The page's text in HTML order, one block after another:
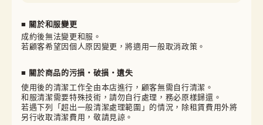
■ 關於和服變更
成約後無法變更和服。
若顧客希望因個人原因變更，將適用一般取消政策。
■ 關於商品的污損・破損・遺失
使用後的清潔工作全由本店進行，顧客無需自行清潔。
和服清潔需要特殊技術，請勿自行處理，務必原樣歸還。
若遇下列「超出一般清潔處理範圍」的情況，除租賃費用外將
另行收取清潔費用，敬請見諒。